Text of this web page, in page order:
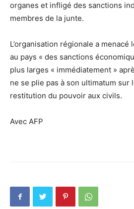
organes et infligé des sanctions
membres de la junte.
L’organisation régionale a menacé
au pays « des sanctions
plus larges « immédiatement »
ne se plie pas à son ultimatum sur
restitution du pouvoir aux civils.
Avec AFP